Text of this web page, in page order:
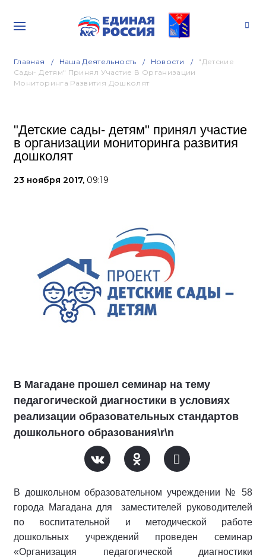
Главная Наша Деятельность Новости
"Детские
Сады- Детям" Принял Участие В Организации
Мониторинга Развития Дошколят
"Детские сады- детям" принял участие
в организации мониторинга развития
дошколят
23 ноября 2017, 09:19
В Магадане прошел семинар на тему
педагогической диагностики в условиях
реализации образовательных стандартов
дошкольного образования\r\n
В дошкольном образовательном учреждении № 58
города Магадана для заместителей руководителей
по воспитательной и методической работе
дошкольных учреждений проведен семинар
«Организация педагогической диагностики